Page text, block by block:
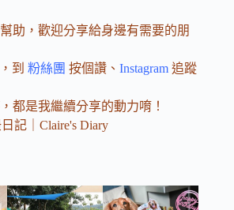
助，歡迎分享給身邊有需要的朋
到 粉絲團 按個讚、 Instagram 追蹤
都是我繼續分享的動力唷！
記｜Claire's Diary